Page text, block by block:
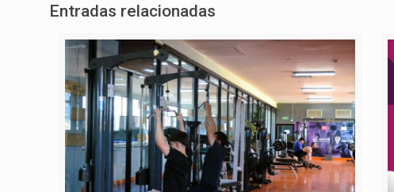
Entradas relacionadas